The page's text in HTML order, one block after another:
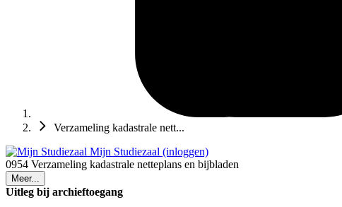
Verzameling kadastrale nett...
Mijn Studiezaal (inloggen)
0954 Verzameling kadastrale netteplans en bijbladen
Meer...
Uitleg bij archieftoegang